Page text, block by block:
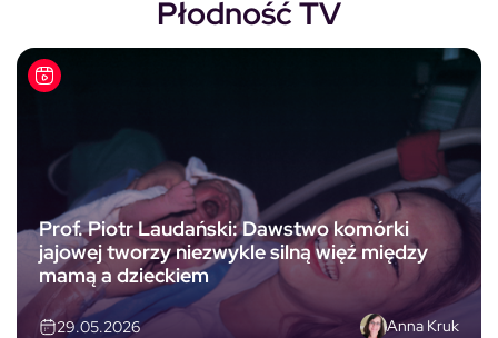
Płodność TV
Prof. Piotr Laudański: Dawstwo komórki
jajowej tworzy niezwykle silną więź między
mamą a dzieckiem
29.05.2026 Anna Kruk